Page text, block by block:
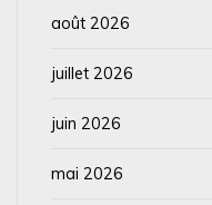
août 2026
juillet 2026
juin 2026
mai 2026